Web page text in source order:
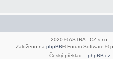
2020 © ASTRA - CZ s.r.o.
Založeno na phpBB® Forum Software ©
Český překlad – phpBB.cz